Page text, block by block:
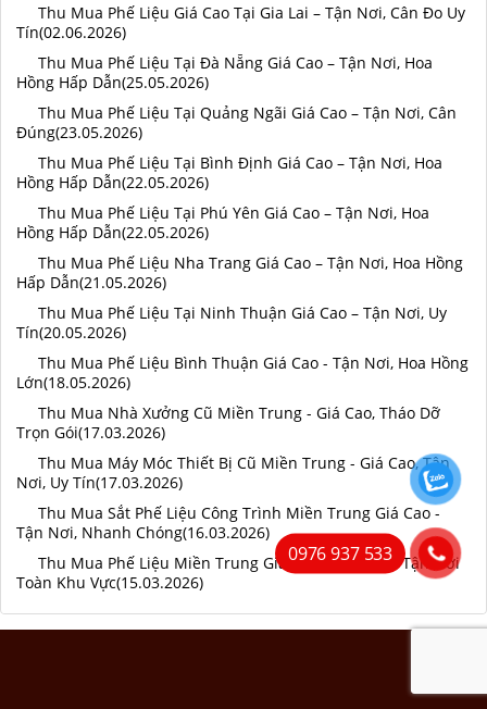
Thu Mua Phế Liệu Giá Cao Tại Gia Lai – Tận Nơi, Cân Đo Uy
Tín(02.06.2026)
Thu Mua Phế Liệu Tại Đà Nẵng Giá Cao – Tận Nơi, Hoa
Hồng Hấp Dẫn(25.05.2026)
Thu Mua Phế Liệu Tại Quảng Ngãi Giá Cao – Tận Nơi, Cân
Đúng(23.05.2026)
Thu Mua Phế Liệu Tại Bình Định Giá Cao – Tận Nơi, Hoa
Hồng Hấp Dẫn(22.05.2026)
Thu Mua Phế Liệu Tại Phú Yên Giá Cao – Tận Nơi, Hoa
Hồng Hấp Dẫn(22.05.2026)
Thu Mua Phế Liệu Nha Trang Giá Cao – Tận Nơi, Hoa Hồng
Hấp Dẫn(21.05.2026)
Thu Mua Phế Liệu Tại Ninh Thuận Giá Cao – Tận Nơi, Uy
Tín(20.05.2026)
Thu Mua Phế Liệu Bình Thuận Giá Cao - Tận Nơi, Hoa Hồng
Lớn(18.05.2026)
Thu Mua Nhà Xưởng Cũ Miền Trung - Giá Cao, Tháo Dỡ
Trọn Gói(17.03.2026)
Thu Mua Máy Móc Thiết Bị Cũ Miền Trung - Giá Cao, Tận
Nơi, Uy Tín(17.03.2026)
Thu Mua Sắt Phế Liệu Công Trình Miền Trung Giá Cao -
Tận Nơi, Nhanh Chóng(16.03.2026)
Thu Mua Phế Liệu Miền Trung Giá Cao - Thu Mua Tận Nơi
Toàn Khu Vực(15.03.2026)
0976 937 533